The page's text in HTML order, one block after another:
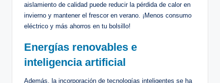
aislamiento de calidad puede reducir la pérdida de calor en
invierno y mantener el frescor en verano. ¡Menos consumo
eléctrico y más ahorros en tu bolsillo!
Energías renovables e
inteligencia artificial
Además, la incorporación de tecnologías inteligentes se ha